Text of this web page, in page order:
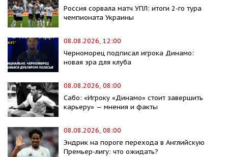
Россия сорвала матч УПЛ: итоги 2-го тура
чемпионата Украины
08.08.2026, 12:00
Черноморец подписал игрока Динамо:
новая эра для клуба
08.08.2026, 08:00
Сабо: «Игроку «Динамо» стоит завершить
карьеру» — мнения и факты
08.08.2026, 08:00
Эндрик на пороге перехода в Английскую
Премьер-лигу: что ожидать?